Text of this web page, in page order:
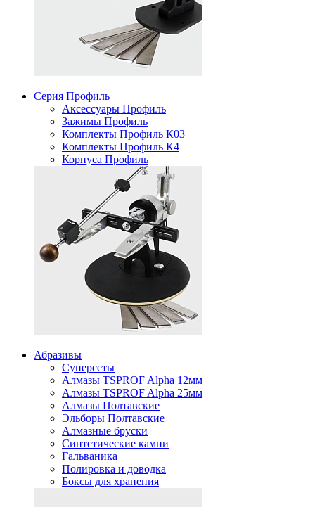
Серия Профиль
Аксессуары Профиль
Зажимы Профиль
Комплекты Профиль К03
Комплекты Профиль К4
Корпуса Профиль
Абразивы
Суперсеты
Алмазы TSPROF Alpha 12мм
Алмазы TSPROF Alpha 25мм
Алмазы Полтавские
Эльборы Полтавские
Алмазные бруски
Синтетические камни
Гальваника
Полировка и доводка
Боксы для хранения